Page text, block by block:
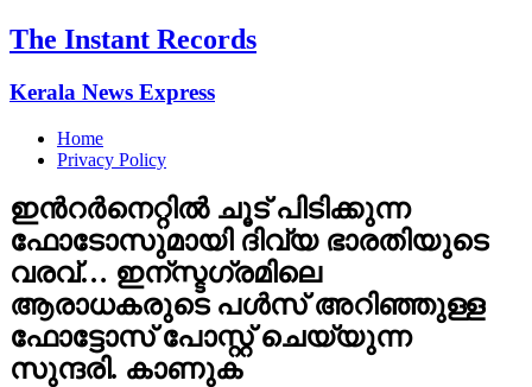
The Instant Records
Kerala News Express
Home
Privacy Policy
ഇന്‍റര്‍നെറ്റില്‍ ചൂട് പിടിക്കുന്ന
ഫോടോസുമായി ദിവ്യ ഭാരതിയുടെ
വരവ്… ഇന്സ്ടഗ്രമിലെ
ആരാധകരുടെ പള്‍സ് അറിഞ്ഞുള്ള
ഫോട്ടോസ് പോസ്റ്റ്‌ ചെയ്യുന്ന
സുന്ദരി. കാണുക